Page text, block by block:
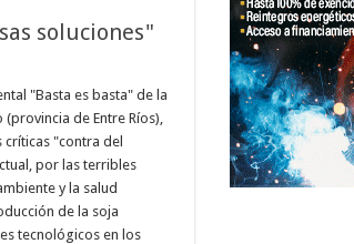
soluciones"
"Basta es basta" de la
de Entre Ríos),
"contra del
por las terribles
y la salud
de la soja
tecnológicos en los